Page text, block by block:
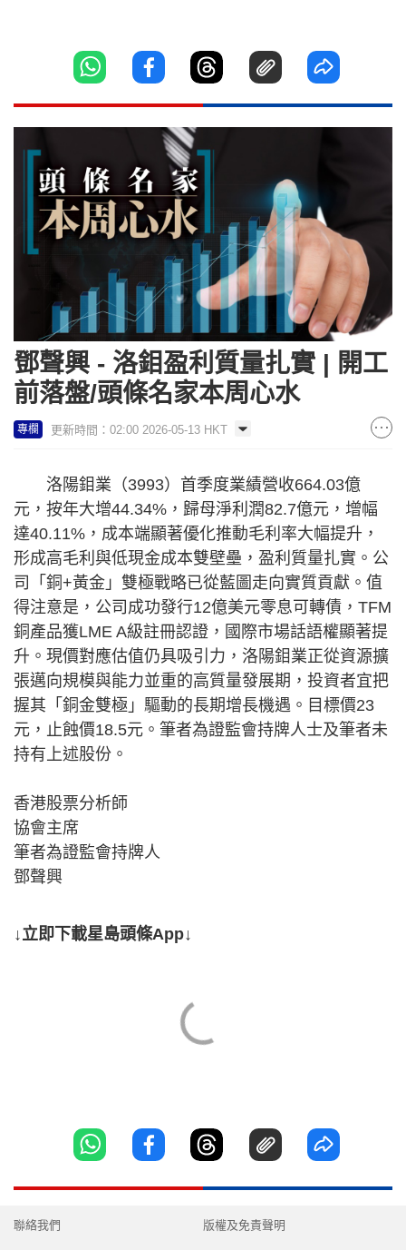
鄧聲興 - 洛鉬盈利質量扎實 | 開工
前落盤/頭條名家本周心水
專欄 更新時間：02:00 2026-05-13 HKT
洛陽鉬業（3993）首季度業績營收664.03億
元，按年大增44.34%，歸母淨利潤82.7億元，增幅
達40.11%，成本端顯著優化推動毛利率大幅提升，
形成高毛利與低現金成本雙壁壘，盈利質量扎實。公
司「銅+黃金」雙極戰略已從藍圖走向實質貢獻。值
得注意是，公司成功發行12億美元零息可轉債，TFM
銅產品獲LME A級註冊認證，國際市場話語權顯著提
升。現價對應估值仍具吸引力，洛陽鉬業正從資源擴
張邁向規模與能力並重的高質量發展期，投資者宜把
握其「銅金雙極」驅動的長期增長機遇。目標價23
元，止蝕價18.5元。筆者為證監會持牌人士及筆者未
持有上述股份。
香港股票分析師
協會主席
筆者為證監會持牌人
鄧聲興
↓立即下載星島頭條App↓
聯絡我們 版權及免責聲明